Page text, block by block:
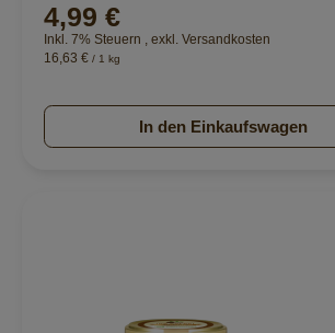
99%
4,99 €
Inkl. 7% Steuern , exkl. Versandkosten
16,63 € / 1 kg
In den Einkaufswagen